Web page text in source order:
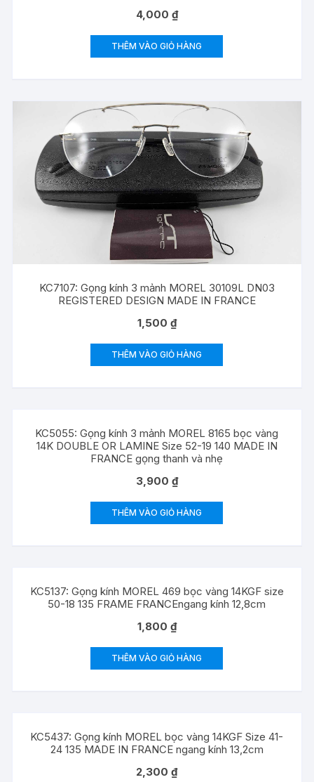
4,000 ₫
THÊM VÀO GIỎ HÀNG
KC7107: Gọng kính 3 mảnh MOREL 30109L DN03
REGISTERED DESIGN MADE IN FRANCE
1,500 ₫
THÊM VÀO GIỎ HÀNG
KC5055: Gọng kính 3 mảnh MOREL 8165 bọc vàng
14K DOUBLE OR LAMINE Size 52-19 140 MADE IN
FRANCE gọng thanh và nhẹ
3,900 ₫
THÊM VÀO GIỎ HÀNG
KC5137: Gọng kính MOREL 469 bọc vàng 14KGF size
50-18 135 FRAME FRANCEngang kính 12,8cm
1,800 ₫
THÊM VÀO GIỎ HÀNG
KC5437: Gọng kính MOREL bọc vàng 14KGF Size 41-
24 135 MADE IN FRANCE ngang kính 13,2cm
2,300₫